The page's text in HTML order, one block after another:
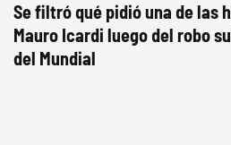
Se filtró qué pidió una de las
Mauro Icardi luego del robo
del Mundial